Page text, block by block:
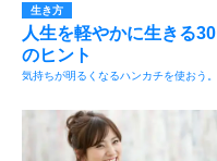
生き方
人生を軽やかに生きる30
のヒント
気持ちが明るくなるハンカチを使おう。